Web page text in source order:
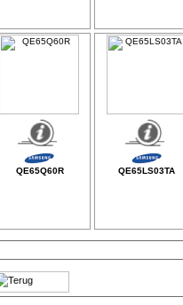
QE65Q60R QE65LS03TA